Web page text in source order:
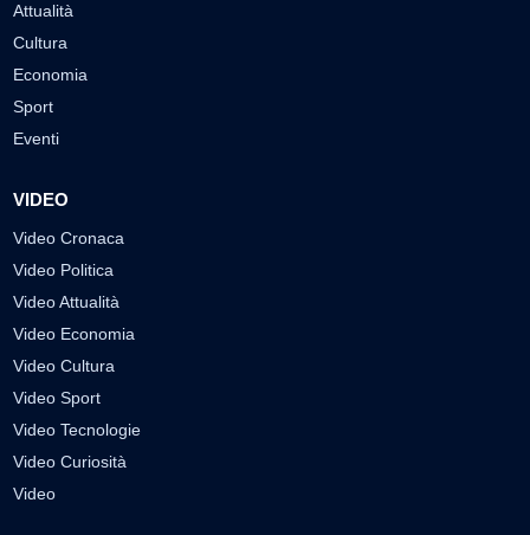
Attualità
Cultura
Economia
Sport
Eventi
VIDEO
Video Cronaca
Video Politica
Video Attualità
Video Economia
Video Cultura
Video Sport
Video Tecnologie
Video Curiosità
Video